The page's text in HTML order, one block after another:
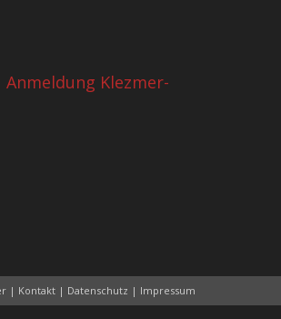
Anmeldung Klezmer-
| Kontakt | Datenschutz | Impressum